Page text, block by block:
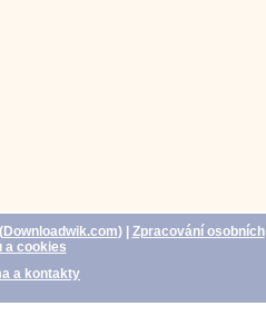
Downloadwik.com)| Zpracování osobních
a cookies
a kontakty